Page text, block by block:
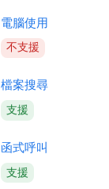
電腦使用
不支援
檔案搜尋
支援
函式呼叫
支援